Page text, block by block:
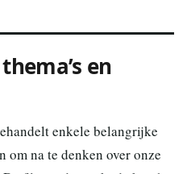
en
enkele belangrijke
om na te denken over onze